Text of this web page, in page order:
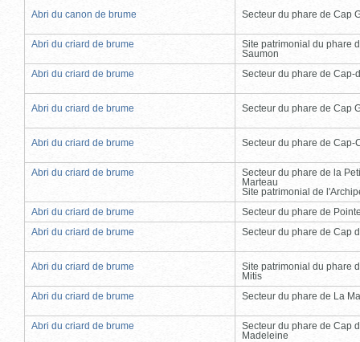
Abri du canon de brume Secteur du phare de Cap
Abri du criard de brume
Site patrimonial du phare
Saumon
Abri du criard de brume
Secteur du phare de Cap-
Abri du criard de brume Secteur du phare de Cap
Abri du criard de brume Secteur du phare de Cap-
Abri du criard de brume
Secteur du phare de la
Marteau
Site patrimonial de
Abri du criard de brume
Secteur du phare de
Abri du criard de brume
Secteur du phare de Cap
Abri du criard de brume
Site patrimonial du phare
Mitis
Abri du criard de brume
Secteur du phare de La
Abri du criard de brume
Secteur du phare de Cap
Madeleine